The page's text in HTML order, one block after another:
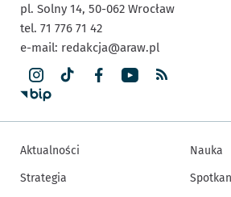
pl. Solny 14, 50-062 Wrocław
tel. 71 776 71 42
e-mail: redakcja@araw.pl
Aktualności
Strategia
Nauka